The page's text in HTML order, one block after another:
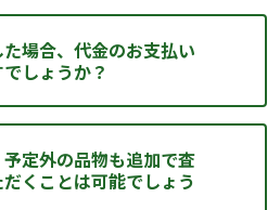
場合、代金のお支払い
しょうか？
定外の品物も追加で査
くことは可能でしょう